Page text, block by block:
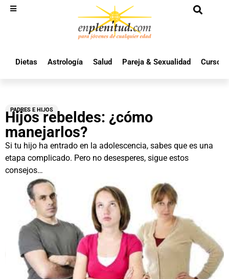
Dietas Astrología Salud Pareja & Sexualidad Cursos
PADRES E HIJOS
Hijos rebeldes: ¿cómo
manejarlos?
Si tu hijo ha entrado en la adolescencia, sabes que es una
etapa complicado. Pero no desesperes, sigue estos
consejos…